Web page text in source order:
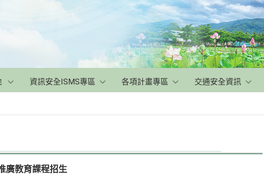
資訊安全ISMS專區 各項計畫專區 交通安全資訊
廣教育課程招生